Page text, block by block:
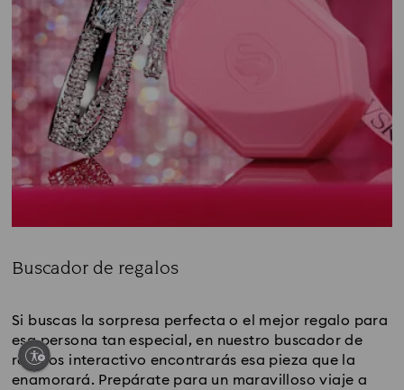
Buscador de regalos
Si buscas la sorpresa perfecta o el mejor regalo para
esa persona tan especial, en nuestro buscador de
regalos interactivo encontrarás esa pieza que la
enamorará. Prepárate para un maravilloso viaje a